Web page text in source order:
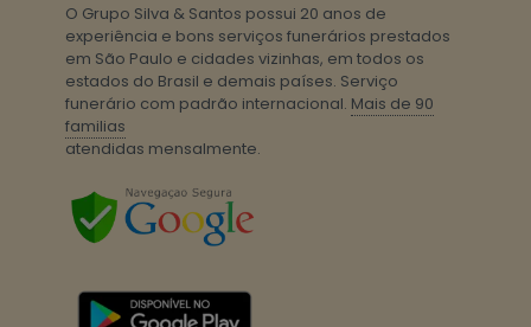
O Grupo Silva & Santos possui 20 anos de
experiência e bons serviços funerários prestados
em São Paulo e cidades vizinhas, em todos os
estados do Brasil e demais países. Serviço
funerário com padrão internacional. Mais de 90
familias
atendidas mensalmente.